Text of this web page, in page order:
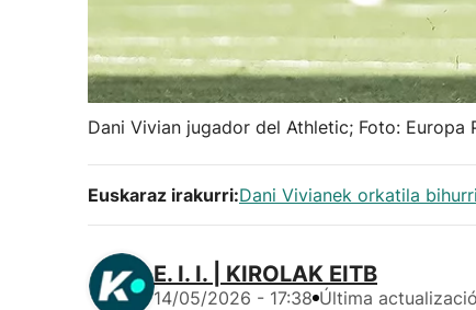
Dani Vivian jugador del Athletic; Foto: Europa
Euskaraz irakurri:Dani Vivianek orkatila
E. I. I. | KIROLAK EITB
14/05/2026 - 17:38 Última